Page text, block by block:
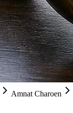
Amnat Charoen